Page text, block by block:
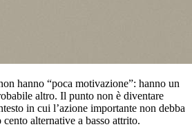
hanno “poca motivazione”: hanno un
altro. Il punto non è diventare
in cui l’azione importante non debba
alternative a basso attrito.